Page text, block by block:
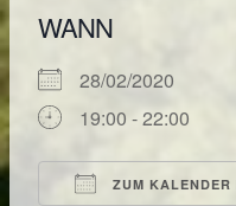
WANN
28/02/2020
19:00 - 22:00
ZUM KALENDER